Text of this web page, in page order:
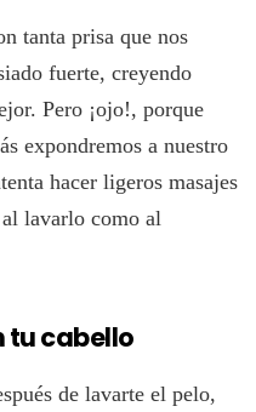
tanta prisa que nos
fuerte, creyendo
Pero ¡ojo!, porque
expondremos a nuestro
hacer ligeros masajes
lavarlo como al
tu cabello
de lavarte el pelo,